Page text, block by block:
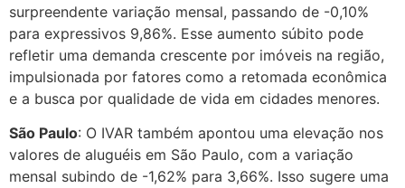
surpreendente variação mensal, passando de -0,10%
para expressivos 9,86%. Esse aumento súbito pode
refletir uma demanda crescente por imóveis na região,
impulsionada por fatores como a retomada econômica
e a busca por qualidade de vida em cidades menores.
São Paulo: O IVAR também apontou uma elevação nos
valores de aluguéis em São Paulo, com a variação
mensal subindo de -1,62% para 3,66%. Isso sugere uma